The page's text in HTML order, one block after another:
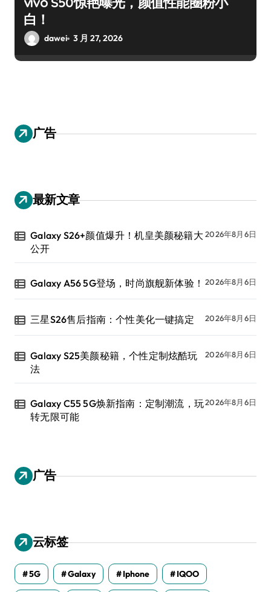
白！
dawei 3 月 27, 2026
广告
最新文章
Galaxy S26+颜值爆升！机皇美颜秘籍大
公开
2026年8月6日
Galaxy A56 5G登场，时尚旗舰新体验！ 2026年8月6日
三星S26售后指南：个性美化一键搞定 2026年8月6日
Galaxy S25美颜秘籍，个性定制炫酷玩
法
2026年8月6日
Galaxy C55 5G焕新指南：定制潮流，玩
转无限可能
2026年8月6日
广告
云标签
5G Galaxy Iphone IQOO